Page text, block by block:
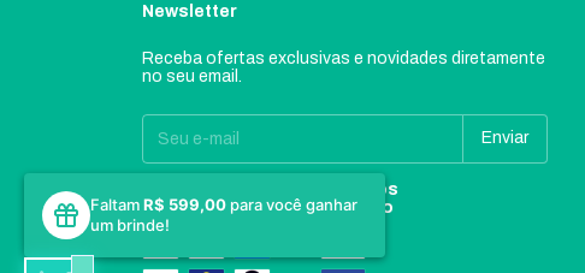
FaltamR$ 599,00 para você ganhar
um brinde!
Newsletter
Receba ofertas exclusivas e novidades diretamente
no seu email.
pagamento
Métodos
de envio